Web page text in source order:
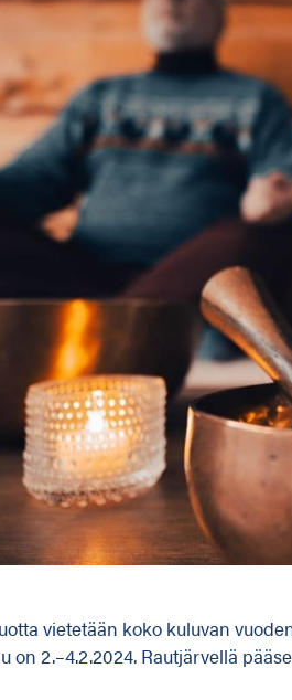
vietetään koko kuluvan
on 2.–4.2.2024. Rautjärvellä